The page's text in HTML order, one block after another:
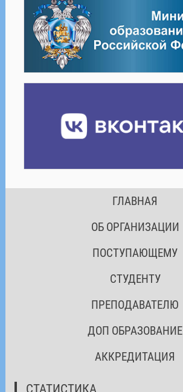
ГЛАВНАЯ
ОБ ОРГАНИЗАЦИИ
ПОСТУПАЮЩЕМУ
СТУДЕНТУ
ПРЕПОДАВАТЕЛЮ
ДОП ОБРАЗОВАНИЕ
АККРЕДИТАЦИЯ
СТАТИСТИКА